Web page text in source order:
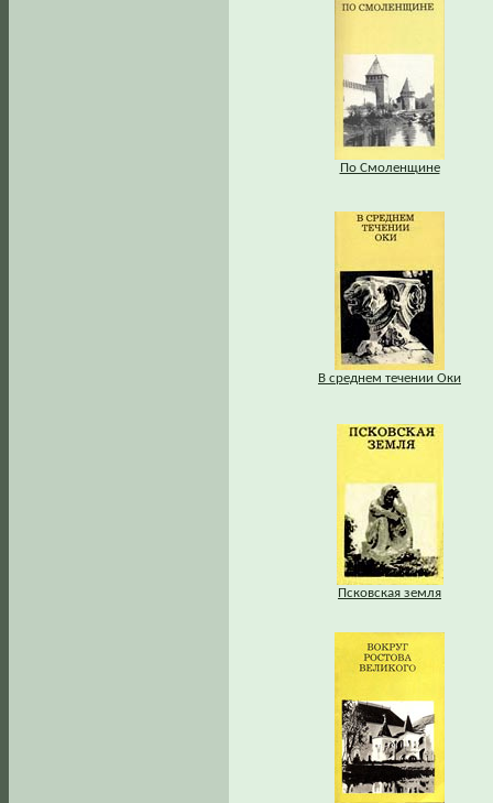
По Смоленщине
В среднем течении Оки
Псковская земля